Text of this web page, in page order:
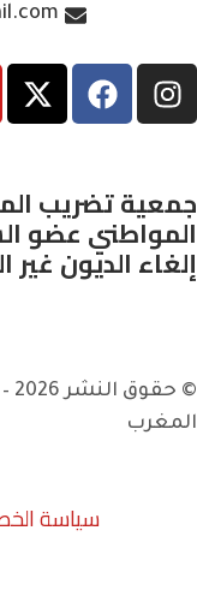
جمعية تضريب
المواطني عضو
إلغاء الديون غير
المغرب
سياسة